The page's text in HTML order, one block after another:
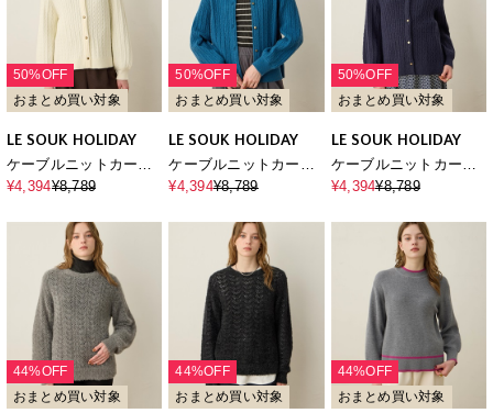
50%OFF
おまとめ買い対象
LE SOUK HOLIDAY
ケーブルニットカーデ
ィガン
¥4,394¥8,789
50%OFF
おまとめ買い対象
LE SOUK HOLIDAY
ケーブルニットカーデ
ィガン
¥4,394¥8,789
50%OFF
おまとめ買い対象
LE SOUK HOLIDAY
ケーブルニットカーデ
ィガン
¥4,394¥8,789
44%OFF
おまとめ買い対象
44%OFF
おまとめ買い対象
44%OFF
おまとめ買い対象